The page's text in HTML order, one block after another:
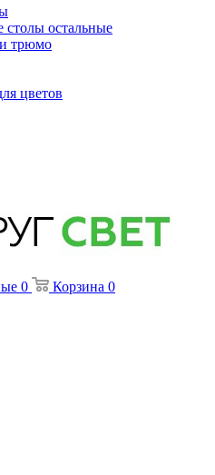
остальные
трюмо
цветов
0 Корзина 0